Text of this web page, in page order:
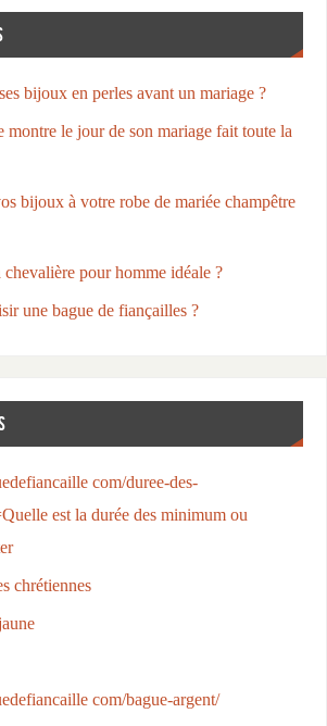
bijoux en perles avant un mariage ?
montre le jour de son mariage fait toute la
bijoux à votre robe de mariée champêtre
pour homme idéale ?
une bague de fiançailles ?
com/duree-des-
est la durée des minimum ou
chrétiennes
com/bague-argent/